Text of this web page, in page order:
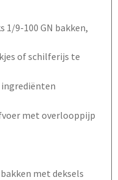
1/9-100 GN bakken,
of schilferijs te
ingrediënten
met overlooppijp
met deksels